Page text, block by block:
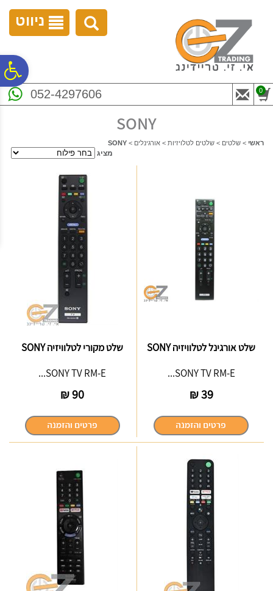
נגישות
ניווט
052-4297606 0
SONY
ראשי > שלטים > שלטים לטלויזיות > אורגינלים >
SONY
מציג
שלט אורגינל לטלוויזיה SONY
SONY TV RM-E...
39
₪
שלט מקורי לטלוויזיה SONY
SONY TV RM-E...
90
₪